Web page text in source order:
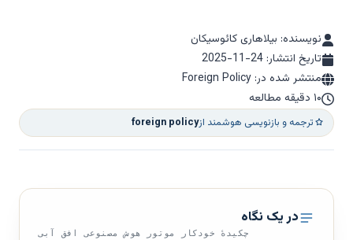
نویسنده: بیلاهاری کائوسیکان
تاریخ انتشار: 2025-11-24
منتشر شده در: Foreign Policy
۱۰ دقیقه مطالعه
ترجمه و بازنویسی هوشمند ازforeign policy
در یک نگاه
چکیدهٔ خودکار موتور هوش مصنوعی افق آبی